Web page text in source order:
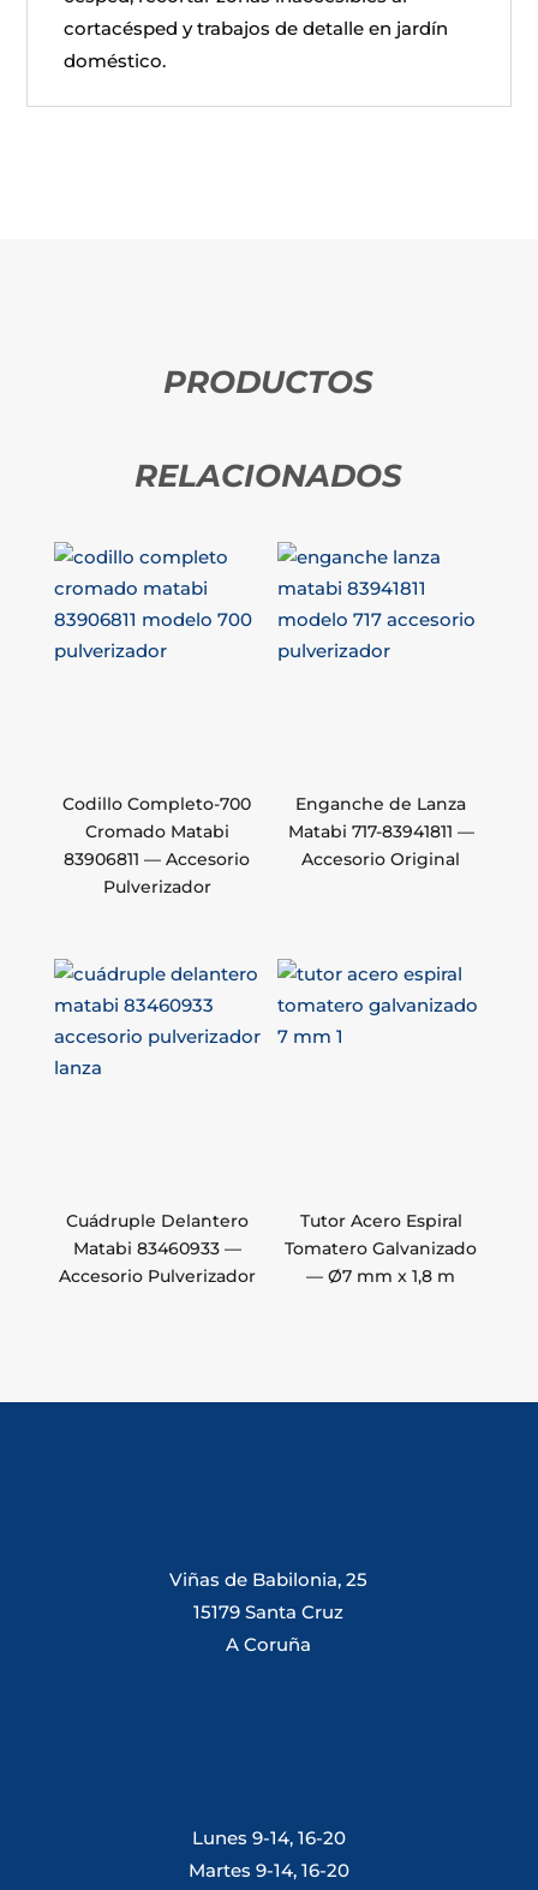
cortacésped y trabajos de detalle en jardín
doméstico.
PRODUCTOS
RELACIONADOS
Codillo Completo-700
Cromado Matabi
83906811 — Accesorio
Pulverizador
Enganche de Lanza
Matabi 717-83941811 —
Accesorio Original
Cuádruple Delantero
Matabi 83460933 —
Accesorio Pulverizador
Tutor Acero Espiral
Tomatero Galvanizado
— Ø7 mm x 1,8 m
Viñas de Babilonia, 25
15179 Santa Cruz
A Coruña
Lunes 9-14, 16-20
Martes 9-14, 16-20